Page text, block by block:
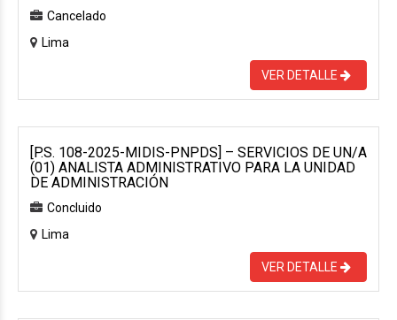
Cancelado
Lima
VER DETALLE
[P.S. 108-2025-MIDIS-PNPDS] – SERVICIOS DE UN/A
(01) ANALISTA ADMINISTRATIVO PARA LA UNIDAD
DE ADMINISTRACIÓN
Concluido
Lima
VER DETALLE